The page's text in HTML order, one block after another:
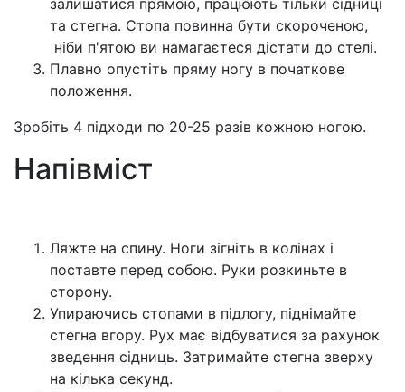
залишатися прямою, працюють тільки сідниці
та стегна. Стопа повинна бути скороченою,
ніби п'ятою ви намагаєтеся дістати до стелі.
Плавно опустіть пряму ногу в початкове
положення.
Зробіть 4 підходи по 20-25 разів кожною ногою.
Напівміст
Ляжте на спину. Ноги зігніть в колінах і
поставте перед собою. Руки розкиньте в
сторону.
Упираючись стопами в підлогу, піднімайте
стегна вгору. Рух має відбуватися за рахунок
зведення сідниць. Затримайте стегна зверху
на кілька секунд.